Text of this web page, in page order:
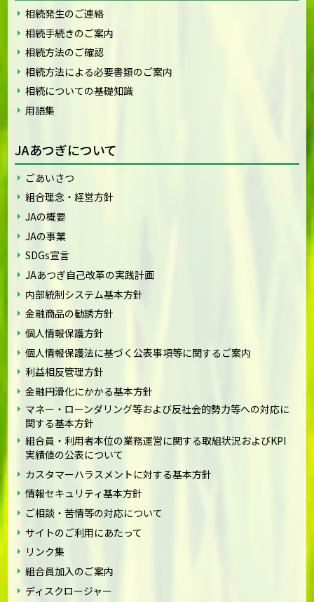
相続発生のご連絡
相続手続きのご案内
相続方法のご確認
相続方法による必要書類のご案内
相続についての基礎知識
用語集
JAあつぎについて
ごあいさつ
組合理念・経営方針
JAの概要
JAの事業
SDGs宣言
JAあつぎ自己改革の実践計画
内部統制システム基本方針
金融商品の勧誘方針
個人情報保護方針
個人情報保護法に基づく公表事項等に関するご案内
利益相反管理方針
金融円滑化にかかる基本方針
マネー・ローンダリング等および反社会的勢力等への対応に
関する基本方針
組合員・利用者本位の業務運営に関する取組状況およびKPI
実績値の公表について
カスタマーハラスメントに対する基本方針
情報セキュリティ基本方針
ご相談・苦情等の対応について
サイトのご利用にあたって
リンク集
組合員加入のご案内
ディスクロージャー